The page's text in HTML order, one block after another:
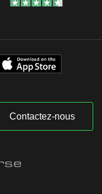
Contactez-nous